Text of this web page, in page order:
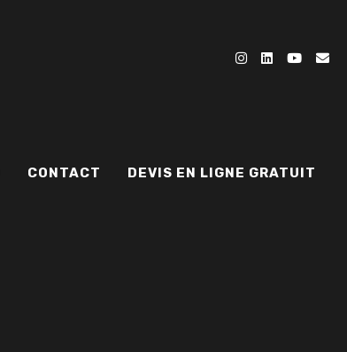
CONTACT DEVIS EN LIGNE GRATUIT